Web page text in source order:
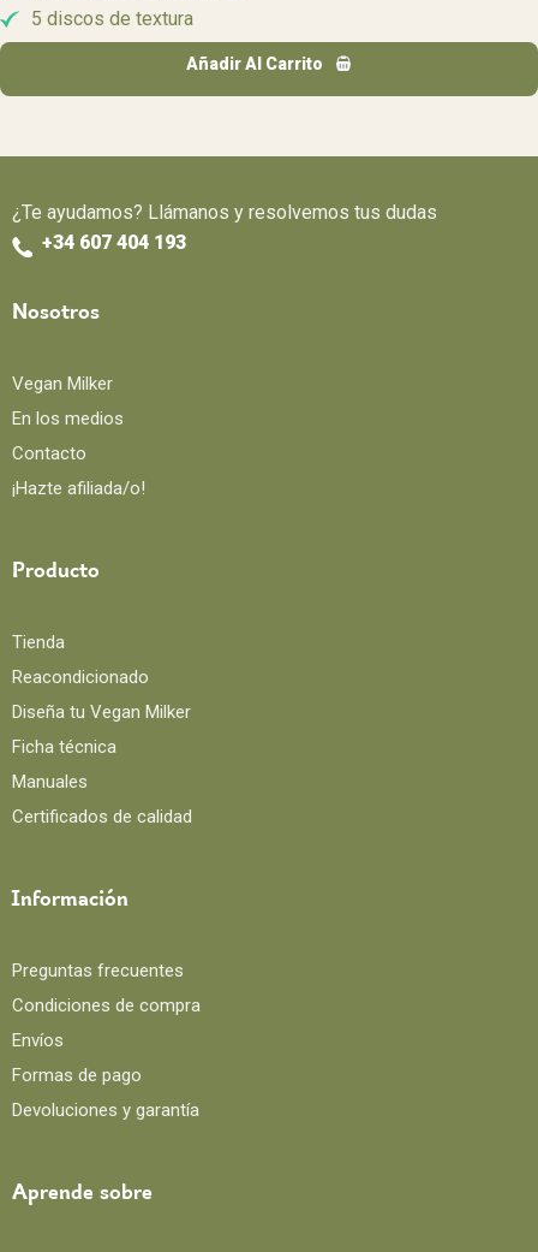
5 discos de textura
Añadir Al Carrito
¿Te ayudamos? Llámanos y resolvemos tus dudas
+34 607 404 193
Nosotros
Vegan Milker
En los medios
Contacto
¡Hazte afiliada/o!
Producto
Tienda
Reacondicionado
Diseña tu Vegan Milker
Ficha técnica
Manuales
Certificados de calidad
Información
Preguntas frecuentes
Condiciones de compra
Envíos
Formas de pago
Devoluciones y garantía
Aprende sobre